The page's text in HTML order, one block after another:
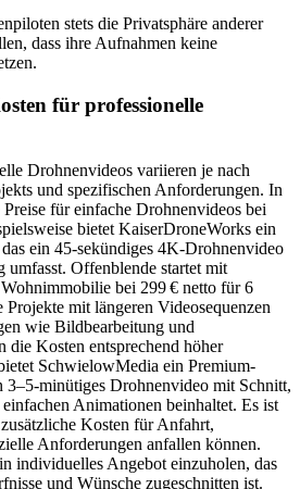
stets die Privatsphäre anderer
dass ihre Aufnahmen keine
für professionelle
Drohnenvideos variieren je nach
und spezifischen Anforderungen. In
für einfache Drohnenvideos bei
bietet KaiserDroneWorks ein
ein 45-sekündiges 4K-Drohnenvideo
umfasst. Offenblende startet mit
bei 299 € netto für 6
mit längeren Videosequenzen
wie Bildbearbeitung und
die Kosten entsprechend höher
SchwielowMedia ein Premium-
3–5-minütiges Drohnenvideo mit Schnitt,
Animationen beinhaltet. Es ist
Kosten für Anfahrt,
Anforderungen anfallen können.
individuelles Angebot einzuholen, das
und Wünsche zugeschnitten ist.